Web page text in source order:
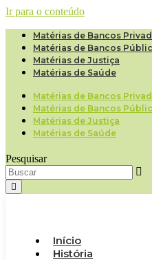
Ir para o conteúdo
Matérias de Bancos
Matérias de Bancos
Matérias de Justiça
Matérias de Saúde
Matérias de Bancos
Matérias de Bancos
Matérias de Justiça
Matérias de Saúde
Pesquisar
Início
História